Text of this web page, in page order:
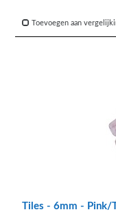
Toevoegen aan
Tiles - 6mm - Pink/